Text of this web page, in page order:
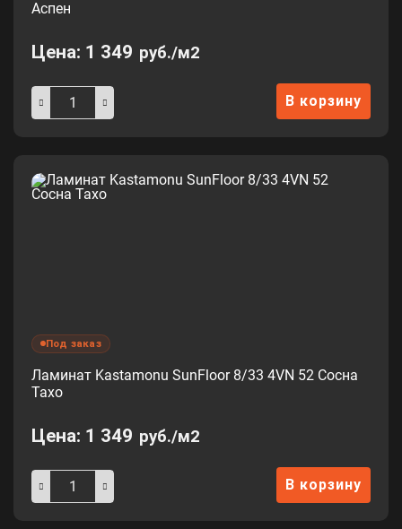
Аспен
Цена: 1 349 руб./м2
В корзину
Под заказ
Ламинат Kastamonu SunFloor 8/33 4VN 52 Сосна
Тахо
Цена: 1 349 руб./м2
В корзину